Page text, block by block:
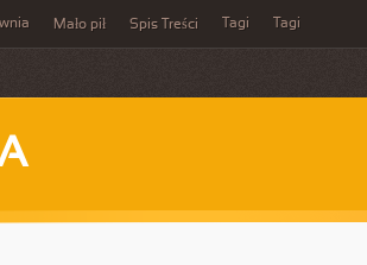
Mało pił Spis Treści Tagi Tagi